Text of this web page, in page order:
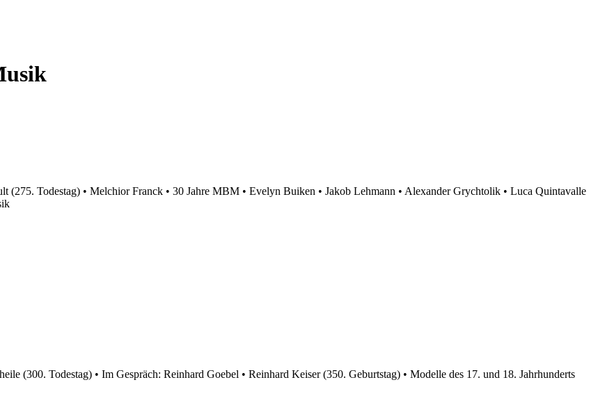
(275. Todestag) • Melchior Franck • 30 Jahre MBM • Evelyn Buiken • Jakob Lehmann • Alexander Grychtolik • Luca Quintavalle
(300. Todestag) • Im Gespräch: Reinhard Goebel • Reinhard Keiser (350. Geburtstag) • Modelle des 17. und 18. Jahrhunderts